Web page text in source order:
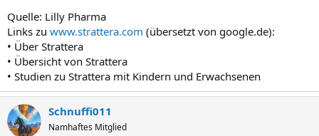
Quelle: Lilly Pharma
Links zu www.strattera.com (übersetzt von google.de):
• Über Strattera
• Übersicht von Strattera
• Studien zu Strattera mit Kindern und Erwachsenen
Schnuffi011
Namhaftes Mitglied